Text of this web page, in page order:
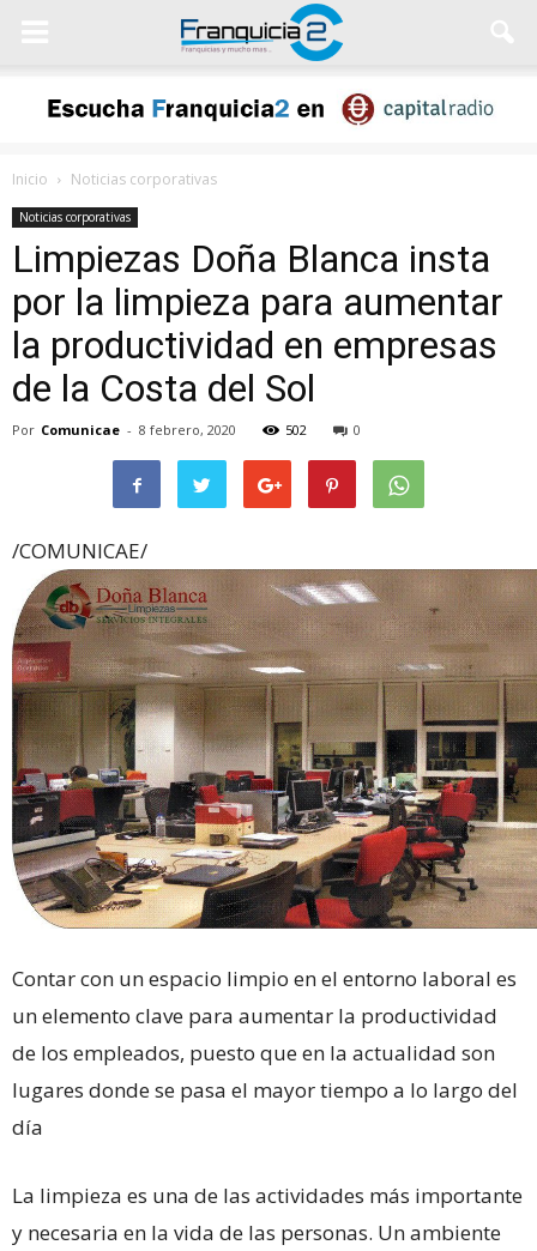
Inicio Noticias corporativas
Noticias corporativas
Limpiezas Doña Blanca insta
por la limpieza para aumentar
la productividad en empresas
de la Costa del Sol
Por Comunicae - 8 febrero, 2020 502 0
/COMUNICAE/
Contar con un espacio limpio en el entorno laboral es
un elemento clave para aumentar la productividad
de los empleados, puesto que en la actualidad son
lugares donde se pasa el mayor tiempo a lo largo del
día
La limpieza es una de las actividades más importante
y necesaria en la vida de las personas. Un ambiente